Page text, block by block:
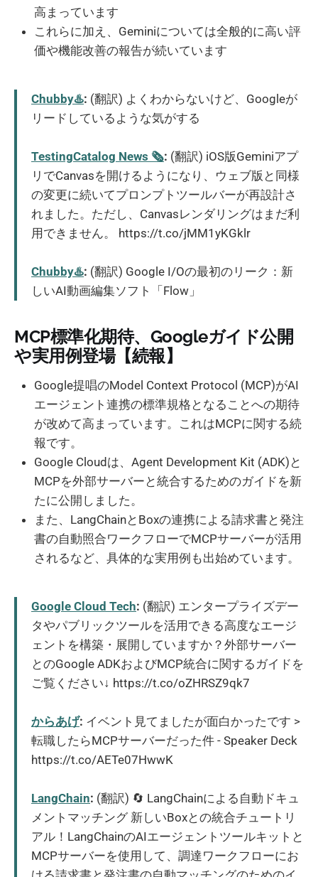
高まっています
これらに加え、Geminiについては全般的に高い評
価や機能改善の報告が続いています
Chubby♨️: (翻訳) よくわからないけど、Googleが
リードしているような気がする
TestingCatalog News 🗞: (翻訳) iOS版Geminiアプ
リでCanvasを開けるようになり、ウェブ版と同様
の変更に続いてプロンプトツールバーが再設計さ
れました。ただし、Canvasレンダリングはまだ利
用できません。 https://t.co/jMM1yKGklr
Chubby♨️: (翻訳) Google I/Oの最初のリーク：新
しいAI動画編集ソフト「Flow」
MCP標準化期待、Googleガイド公開
や実用例登場【続報】
Google提唱のModel Context Protocol (MCP)がAI
エージェント連携の標準規格となることへの期待
が改めて高まっています。これはMCPに関する続
報です。
Google Cloudは、Agent Development Kit (ADK)と
MCPを外部サーバーと統合するためのガイドを新
たに公開しました。
また、LangChainとBoxの連携による請求書と発注
書の自動照合ワークフローでMCPサーバーが活用
されるなど、具体的な実用例も出始めています。
Google Cloud Tech: (翻訳) エンタープライズデー
タやパブリックツールを活用できる高度なエージ
ェントを構築・展開していますか？外部サーバー
とのGoogle ADKおよびMCP統合に関するガイドを
ご覧ください↓ https://t.co/oZHRSZ9qk7
からあげ: イベント見てましたが面白かったです >
転職したらMCPサーバーだった件 - Speaker Deck
https://t.co/AETe07HwwK
LangChain: (翻訳) 🔄 LangChainによる自動ドキュ
メントマッチング 新しいBoxとの統合チュートリ
アル！LangChainのAIエージェントツールキットと
MCPサーバーを使用して、調達ワークフローにお